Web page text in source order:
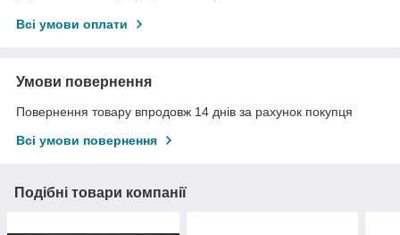
Всі умови оплати
Умови повернення
Повернення товару впродовж 14 днів за рахунок покупця
Всі умови повернення
Подібні товари компанії